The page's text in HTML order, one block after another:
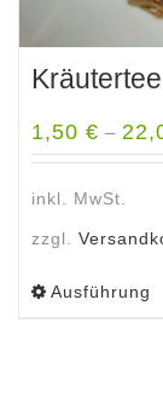
1,50 € –
inkl. MwSt.
zzgl.
Ausführung